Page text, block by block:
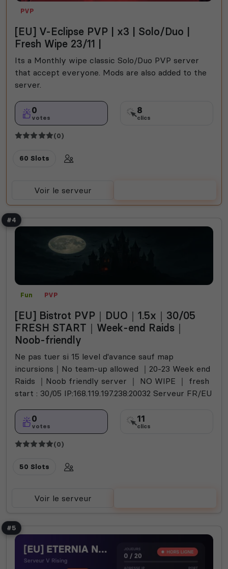
PVP
[EU] V-Eclipse PVP | x3 | Solo/Duo |
Fresh Wipe 23/11 |
Its a Monthly wipe classic Solo/Duo PVP server
that accept everyone. Mods are also added to the
server.
0
votes
8
clics
(0)
60 Slots
Voir le serveur
#4
Fun PVP
[EU] Bistrot PVP｜DUO｜1.5x｜30/05
FRESH START｜Week-end Raids｜
Noob-friendly
Ne pas tuer si 15 level d'avance sauf map
incursions｜No team-up allowed ｜20-23 Week end
Raids ｜Noob friendly server ｜ NO WIPE ｜ fresh
start : 30/05 IP:168.119.197.238:20032 Serveur FR/EU
0
votes
11
clics
(0)
50 Slots
Voir le serveur
#5